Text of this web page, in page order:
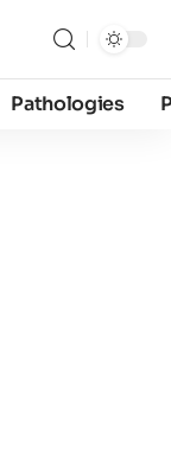
Pathologies